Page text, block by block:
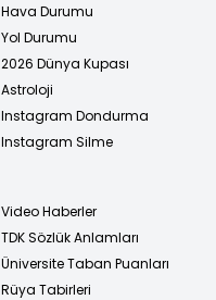
Hava Durumu
Yol Durumu
2026 Dünya Kupası
Astroloji
Instagram Dondurma
Instagram Silme
Video Haberler
TDK Sözlük Anlamları
Üniversite Taban Puanları
Rüya Tabirleri